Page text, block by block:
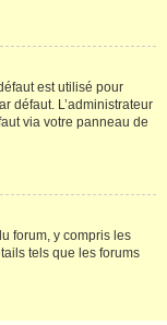
est utilisé pour
défaut. L’administrateur
via votre panneau de
forum, y compris les
tels que les forums